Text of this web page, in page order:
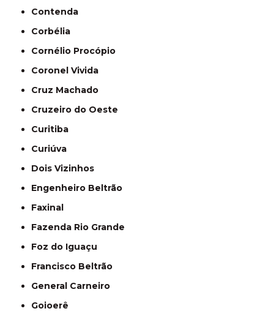
Contenda
Corbélia
Cornélio Procópio
Coronel Vivida
Cruz Machado
Cruzeiro do Oeste
Curitiba
Curiúva
Dois Vizinhos
Engenheiro Beltrão
Faxinal
Fazenda Rio Grande
Foz do Iguaçu
Francisco Beltrão
General Carneiro
Goioerê